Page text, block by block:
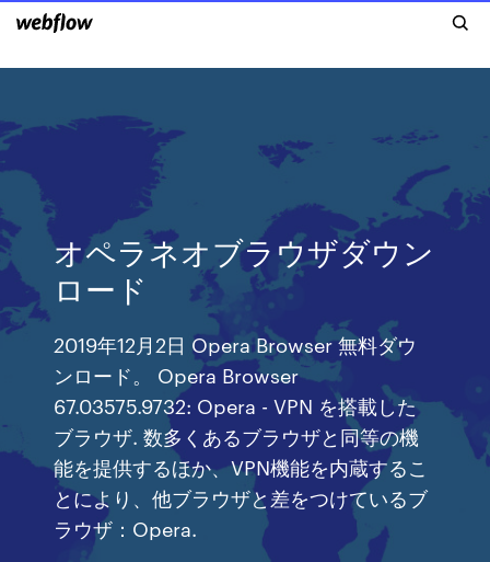
オペラネオブラウザダウン
ロード
2019年12月2日 Opera Browser 無料ダウ
ンロード。 Opera Browser
67.03575.9732: Opera - VPN を搭載した
ブラウザ. 数多くあるブラウザと同等の機
能を提供するほか、VPN機能を内蔵するこ
とにより、他ブラウザと差をつけているブ
ラウザ：Opera.